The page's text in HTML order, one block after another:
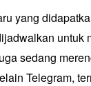
yang
untuk
sedang
Telegram,